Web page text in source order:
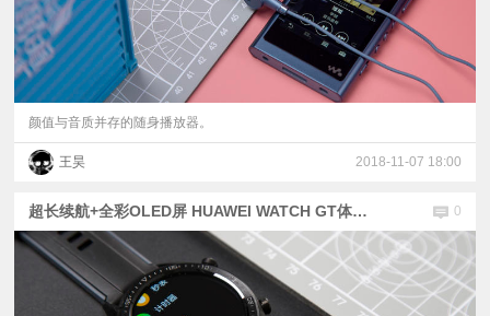
颜值与音质并存的随身播放器。
王昊 2018-11-07 18:00
超长续航+全彩OLED屏 HUAWEI WATCH GT体验评测 0